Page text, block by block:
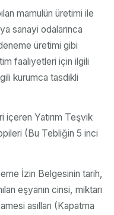
mamulün üretimi ile
sanayi odalarınca
üretimi gibi
faaliyetleri için ilgili
kurumca tasdikli
Yatırım Teşvik
(Bu Tebliğin 5 inci
İzin Belgesinin tarih,
eşyanın cinsi, miktarı
asılları (Kapatma